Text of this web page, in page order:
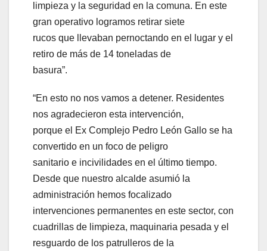
limpieza y la seguridad en la comuna. En este
gran operativo logramos retirar siete
rucos que llevaban pernoctando en el lugar y el
retiro de más de 14 toneladas de
basura”.
“En esto no nos vamos a detener. Residentes
nos agradecieron esta intervención,
porque el Ex Complejo Pedro León Gallo se ha
convertido en un foco de peligro
sanitario e incivilidades en el último tiempo.
Desde que nuestro alcalde asumió la
administración hemos focalizado
intervenciones permanentes en este sector, con
cuadrillas de limpieza, maquinaria pesada y el
resguardo de los patrulleros de la